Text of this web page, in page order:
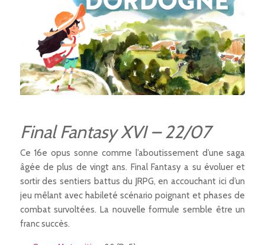
Final Fantasy XVI – 22/07
Ce 16e opus sonne comme l’aboutissement d’une saga
âgée de plus de vingt ans. Final Fantasy a su évoluer et
sortir des sentiers battus du JRPG, en accouchant ici d’un
jeu mêlant avec habileté scénario poignant et phases de
combat survoltées. La nouvelle formule semble être un
franc succès.